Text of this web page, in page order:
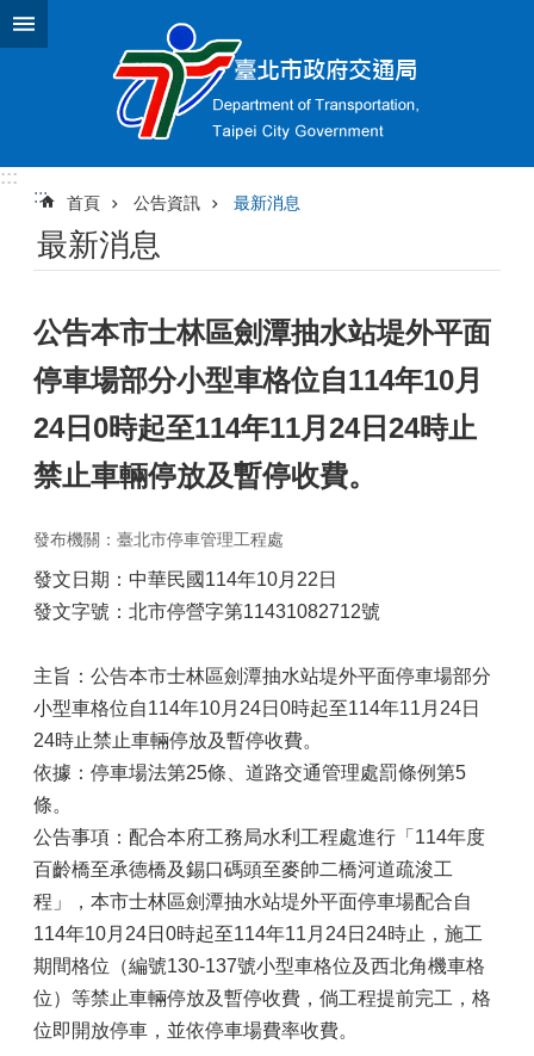
跳到主要內容區塊
:::
:::
首頁 公告資訊 最新消息
最新消息
公告本市士林區劍潭抽水站堤外平面
停車場部分小型車格位自114年10月
24日0時起至114年11月24日24時止
禁止車輛停放及暫停收費。
發布機關：臺北市停車管理工程處
發文日期：中華民國114年10月22日
發文字號：北市停營字第11431082712號
主旨：公告本市士林區劍潭抽水站堤外平面停車場部分
小型車格位自114年10月24日0時起至114年11月24日
24時止禁止車輛停放及暫停收費。
依據：停車場法第25條、道路交通管理處罰條例第5
條。
公告事項：配合本府工務局水利工程處進行「114年度
百齡橋至承德橋及錫口碼頭至麥帥二橋河道疏浚工
程」，本市士林區劍潭抽水站堤外平面停車場配合自
114年10月24日0時起至114年11月24日24時止，施工
期間格位（編號130-137號小型車格位及西北角機車格
位）等禁止車輛停放及暫停收費，倘工程提前完工，格
位即開放停車，並依停車場費率收費。